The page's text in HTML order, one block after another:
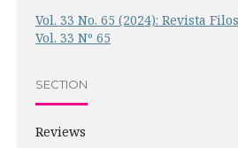
Vol. 33 No. 65 (2024): Revista
Vol. 33 Nº 65
SECTION
Reviews